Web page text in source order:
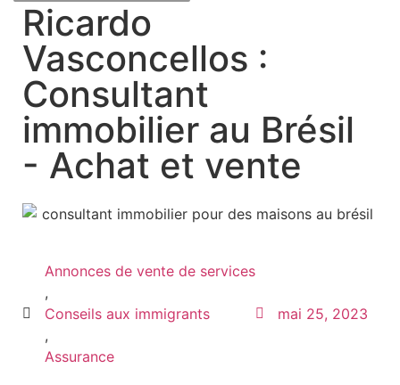
Ricardo
Vasconcellos :
Consultant
immobilier au Brésil
- Achat et vente
Annonces de vente de services
,
Conseils aux immigrants
,
Assurance
mai 25, 2023